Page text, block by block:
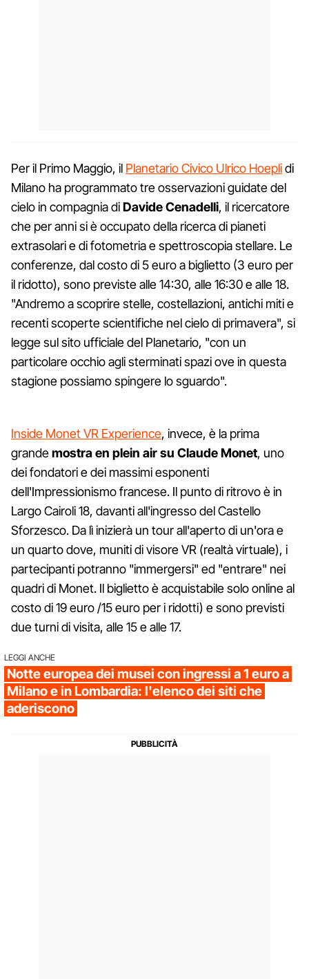
Per il Primo Maggio, il Planetario Civico Ulrico Hoeplidi
Milano ha programmato tre osservazioni guidate del
cielo in compagnia diDavide Cenadelli, il ricercatore
che per anni si è occupato della ricerca di pianeti
extrasolari e di fotometria e spettroscopia stellare. Le
conferenze, dal costo di 5 euro a biglietto (3 euro per
il ridotto), sono previste alle 14:30, alle 16:30 e alle 18.
"Andremo a scoprire stelle, costellazioni, antichi miti e
recenti scoperte scientifiche nel cielo di primavera", si
legge sul sito ufficiale del Planetario, "con un
particolare occhio agli sterminati spazi ove in questa
stagione possiamo spingere lo sguardo".
Inside Monet VR Experience, invece, è la prima
grandemostra en plein air su Claude Monet, uno
dei fondatori e dei massimi esponenti
dell'Impressionismo francese. Il punto di ritrovo è in
Largo Cairoli 18, davanti all'ingresso del Castello
Sforzesco. Da lì inizierà un tour all'aperto di un'ora e
un quarto dove, muniti di visore VR (realtà virtuale), i
partecipanti potranno "immergersi" ed "entrare" nei
quadri di Monet. Il biglietto è acquistabile solo online al
costo di 19 euro /15 euro per i ridotti) e sono previsti
due turni di visita, alle 15 e alle 17.
LEGGI ANCHE
Notte europea dei musei con ingressi a 1 euro a
Milano e in Lombardia: l'elenco dei siti che
aderiscono